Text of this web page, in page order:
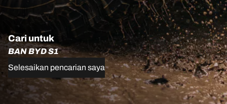
Cari untuk
BAN BYD S1
Selesaikan pencarian saya